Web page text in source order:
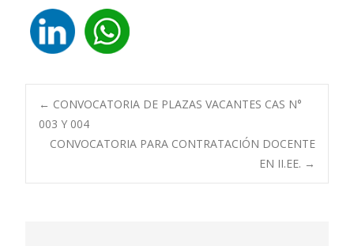
Navegación
← CONVOCATORIA DE PLAZAS VACANTES CAS N°
003 Y 004
CONVOCATORIA PARA CONTRATACIÓN DOCENTE
EN II.EE. →